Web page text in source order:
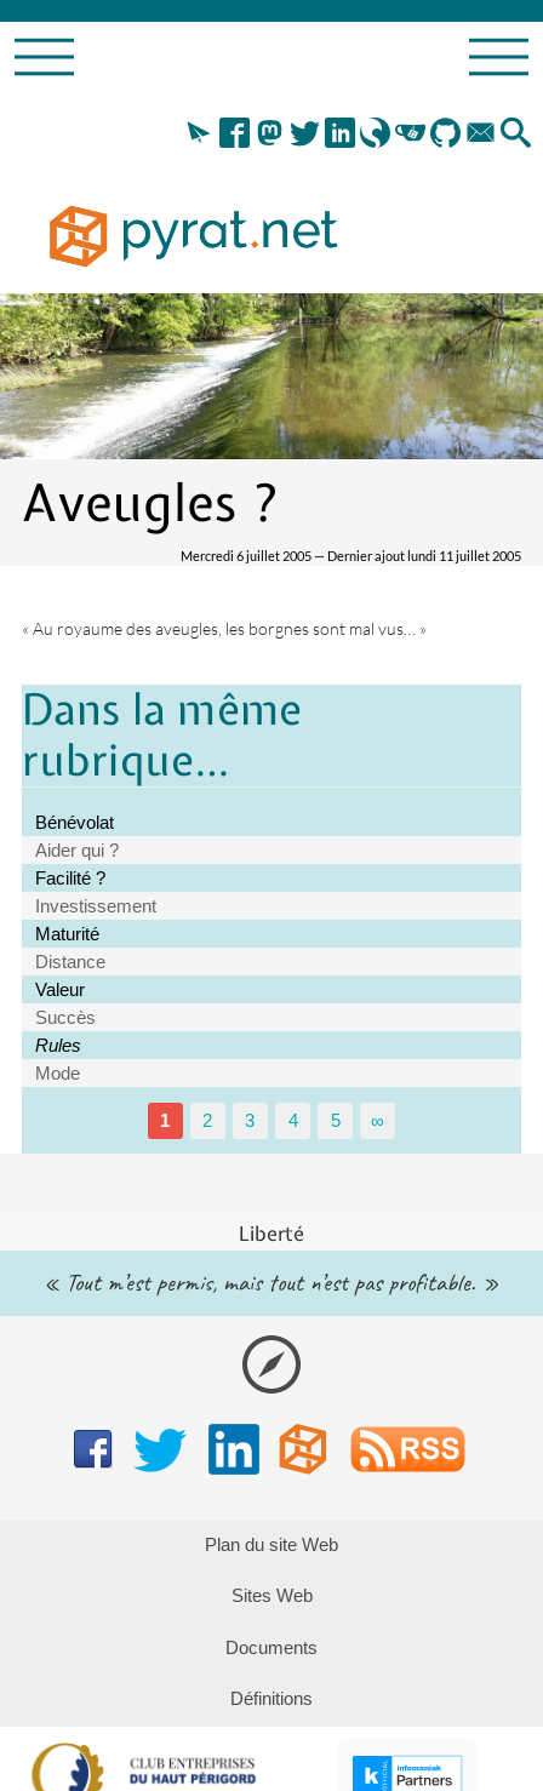
Aveugles ?
Mercredi 6 juillet 2005 — Dernier ajout lundi 11 juillet 2005
« Au royaume des aveugles, les borgnes sont mal vus… »
Dans la même
rubrique…
Bénévolat
Aider qui ?
Facilité ?
Investissement
Maturité
Distance
Valeur
Succès
Rules
Mode
1 2 3 4 5 ∞
Liberté
« Tout m’est permis, mais tout n’est pas profitable. »
Plan du site Web
Sites Web
Documents
Définitions